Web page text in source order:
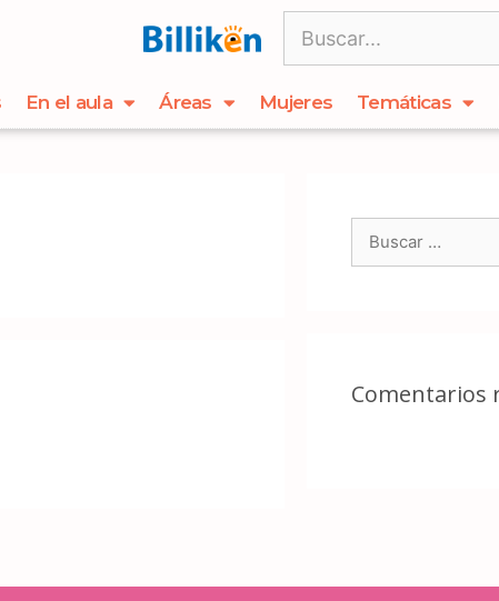
En el aula Áreas Mujeres Temáticas
Comentarios